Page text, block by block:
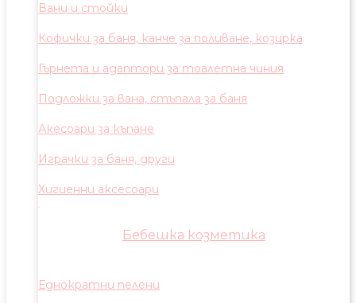
Вани и стойки
Кофички за баня, канче за поливане, козирка
Гърнета и адаптори за тоалетна чиния
Подложки за вана, стъпала за баня
Акесоари за къпане
Играчки за баня, други
Хигиенни аксесоари
Бебешка козметика
Еднократни пелени